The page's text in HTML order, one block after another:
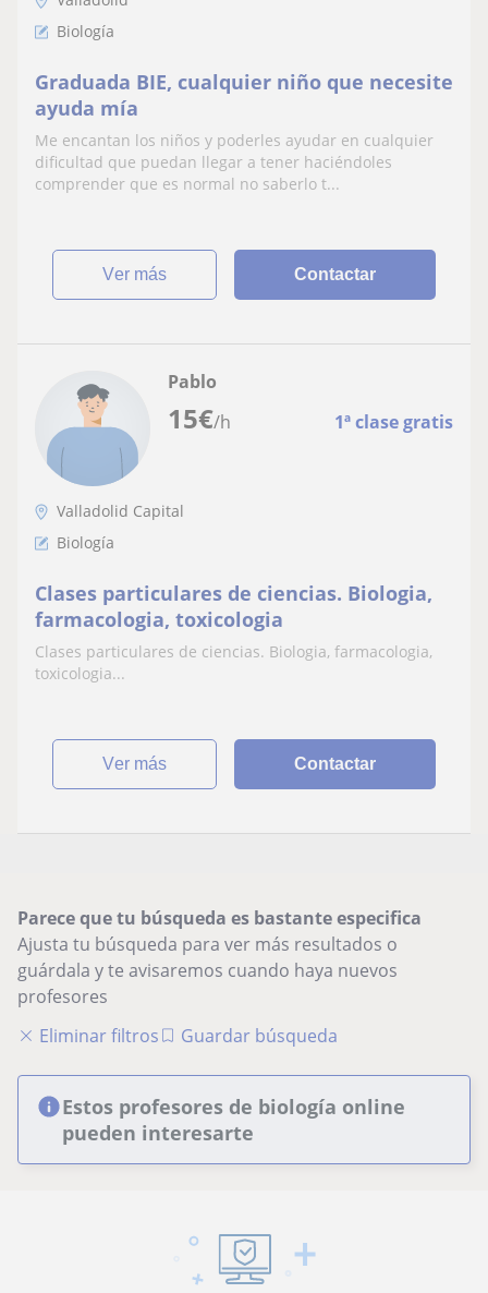
Biología
Graduada BIE, cualquier niño que necesite
ayuda mía
Me encantan los niños y poderles ayudar en cualquier
dificultad que puedan llegar a tener haciéndoles
comprender que es normal no saberlo t...
ver más Contactar
15€/h 1ª clase gratis
Pablo
Valladolid Capital
Biología
Clases particulares de ciencias. Biologia,
farmacologia, toxicologia
Clases particulares de ciencias. Biologia, farmacologia,
toxicologia...
ver más Contactar
Parece que tu búsqueda es bastante especifica
Ajusta tu búsqueda para ver más resultados o
guárdala y te avisaremos cuando haya nuevos
profesores
Eliminar filtros
Guardar búsqueda
Estos profesores de biología online
pueden interesarte